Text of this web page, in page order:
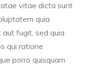
vitae dicta sunt
quia
fugit, sed quia
qui ratione
porro quisquam